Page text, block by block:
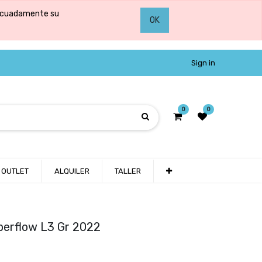
su
OK
Sign in
0 0
OUTLET ALQUILER TALLER
L3 Gr 2022